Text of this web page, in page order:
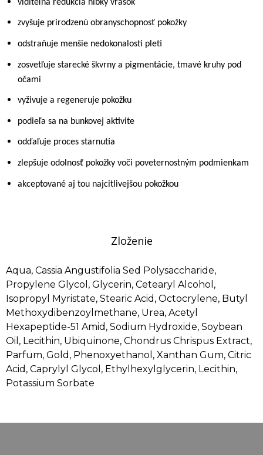
viditeľná redukcia hĺbky vrások
zvyšuje prirodzenú obranyschopnosť pokožky
odstraňuje menšie nedokonalosti pleti
zosvetľuje starecké škvrny a pigmentácie, tmavé kruhy pod
očami
vyživuje a regeneruje pokožku
podieľa sa na bunkovej aktivite
odďaľuje proces starnutia
zlepšuje odolnosť pokožky voči poveternostným podmienkam
akceptované aj tou najcitlivejšou pokožkou
Zloženie
Aqua, Cassia Angustifolia Sed Polysaccharide,
Propylene Glycol, Glycerin, Cetearyl Alcohol,
Isopropyl Myristate, Stearic Acid, Octocrylene, Butyl
Methoxydibenzoylmethane, Urea, Acetyl
Hexapeptide-51 Amid, Sodium Hydroxide, Soybean
Oil, Lecithin, Ubiquinone, Chondrus Chrispus Extract,
Parfum, Gold, Phenoxyethanol, Xanthan Gum, Citric
Acid, Caprylyl Glycol, Ethylhexylglycerin, Lecithin,
Potassium Sorbate